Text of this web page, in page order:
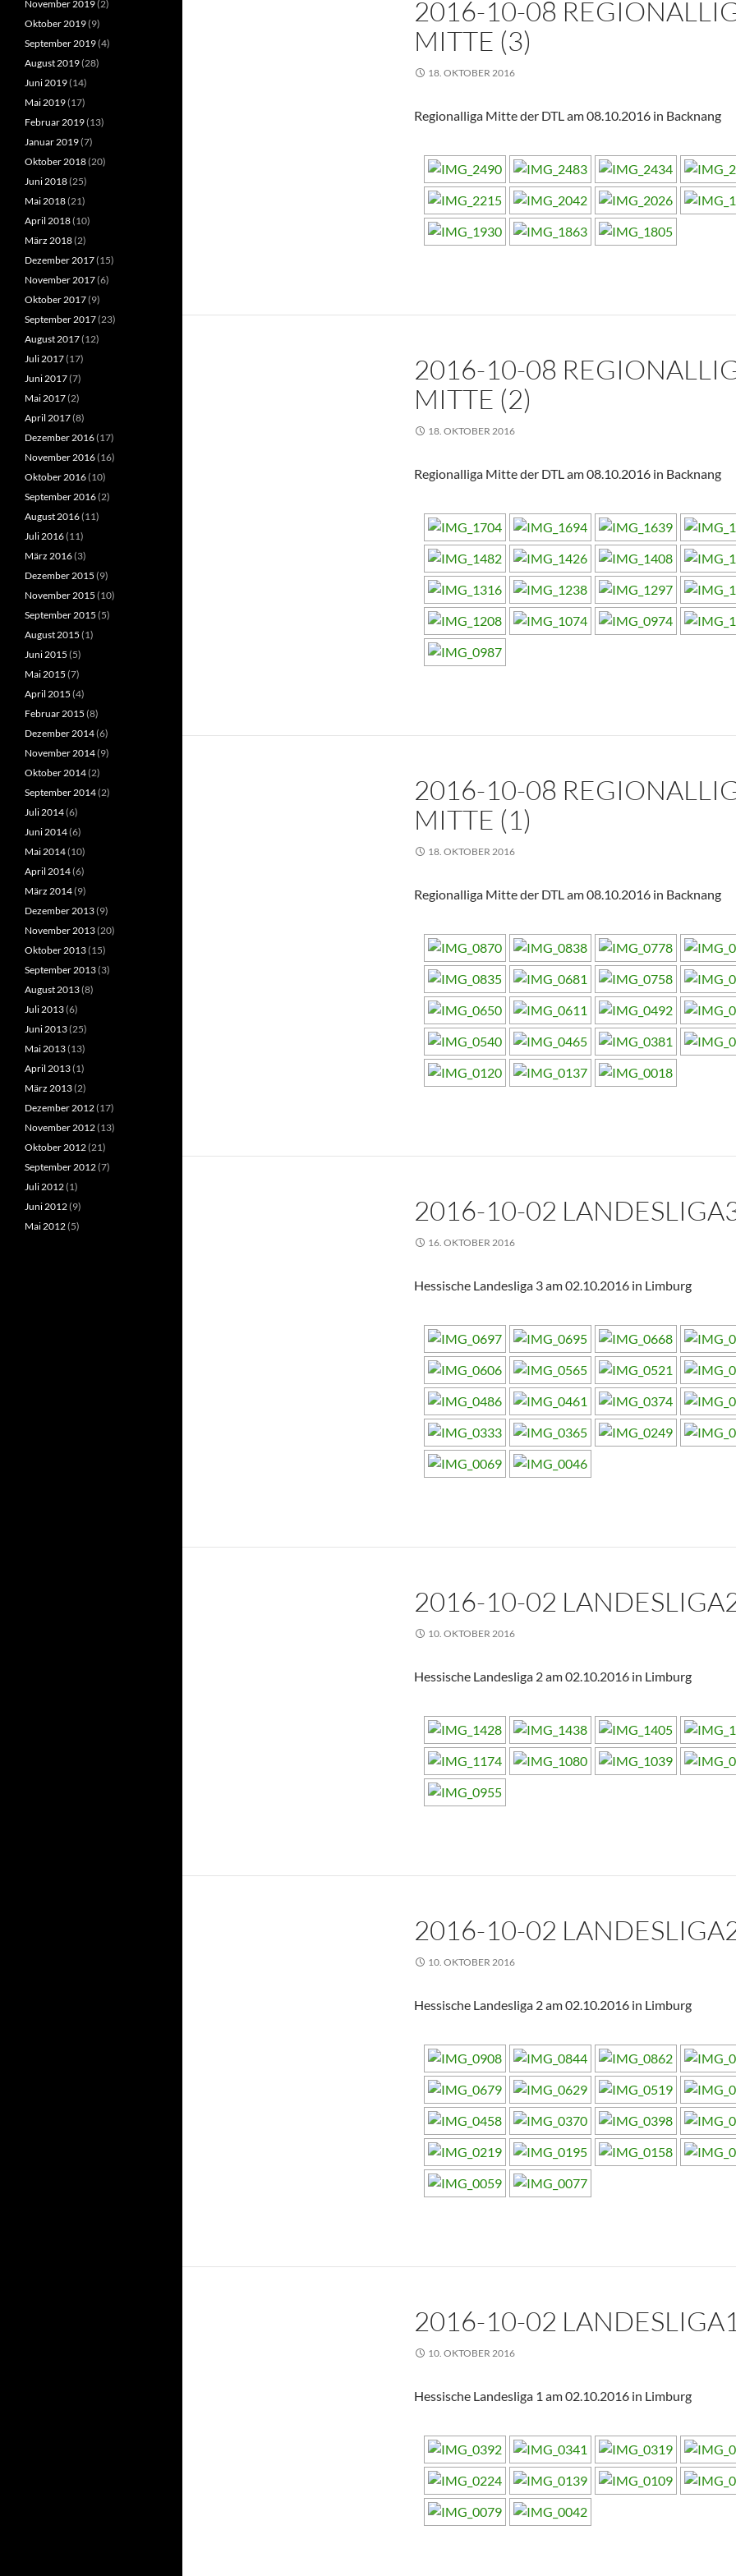
2016-10-08
MITTE (3)
18. OKTOBER 2016
Regionalliga Mitte der DTL am 08.10.2016 in Backnang
2016-10-08
MITTE (2)
18. OKTOBER 2016
Regionalliga Mitte der DTL am 08.10.2016 in Backnang
2016-10-08
MITTE (1)
18. OKTOBER 2016
Regionalliga Mitte der DTL am 08.10.2016 in Backnang
2016-10-02
16. OKTOBER 2016
Hessische Landesliga 3 am 02.10.2016 in Limburg
2016-10-02
10. OKTOBER 2016
Hessische Landesliga 2 am 02.10.2016 in Limburg
2016-10-02
10. OKTOBER 2016
Hessische Landesliga 2 am 02.10.2016 in Limburg
2016-10-02
10. OKTOBER 2016
Hessische Landesliga 1 am 02.10.2016 in Limburg
November 2019(2)
Oktober 2019(9)
September 2019(4)
August 2019(28)
Juni 2019(14)
Mai 2019(17)
Februar 2019(13)
Januar 2019(7)
Oktober 2018(20)
Juni 2018(25)
Mai 2018(21)
April 2018(10)
März 2018(2)
Dezember 2017(15)
November 2017(6)
Oktober 2017(9)
September 2017(23)
August 2017(12)
Juli 2017(17)
Juni 2017(7)
Mai 2017(2)
April 2017(8)
Dezember 2016(17)
November 2016(16)
Oktober 2016(10)
September 2016(2)
August 2016(11)
Juli 2016(11)
März 2016(3)
Dezember 2015 (9)
November 2015 (10)
September 2015 (5)
August 2015 (1)
Juni 2015 (5)
Mai 2015 (7)
April 2015 (4)
Februar 2015 (8)
Dezember 2014(6)
November 2014(9)
Oktober 2014(2)
September 2014(2)
Juli 2014(6)
Juni 2014(6)
Mai 2014(10)
April 2014(6)
März 2014(9)
Dezember 2013(9)
November 2013(20)
Oktober 2013(15)
September 2013(3)
August 2013(8)
Juli 2013(6)
Juni 2013(25)
Mai 2013(13)
April 2013(1)
März 2013(2)
Dezember 2012(17)
November 2012(13)
Oktober 2012(21)
September 2012(7)
Juli 2012(1)
Juni 2012(9)
Mai 2012(5)